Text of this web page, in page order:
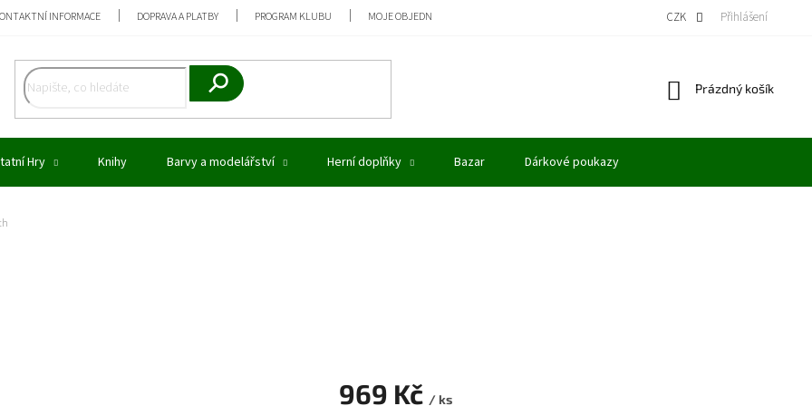
INFORMACE DOPRAVA A PLATBY PROGRAM KLUBU MOJE OBJEDNÁVKA VÝKUP MODELŮ
CZK Přihlášení
Nákupní
Prázdný košík
Hry Knihy Barvy a modelářství Herní doplňky Bazar Dárkové poukazy
969 Kč / ks